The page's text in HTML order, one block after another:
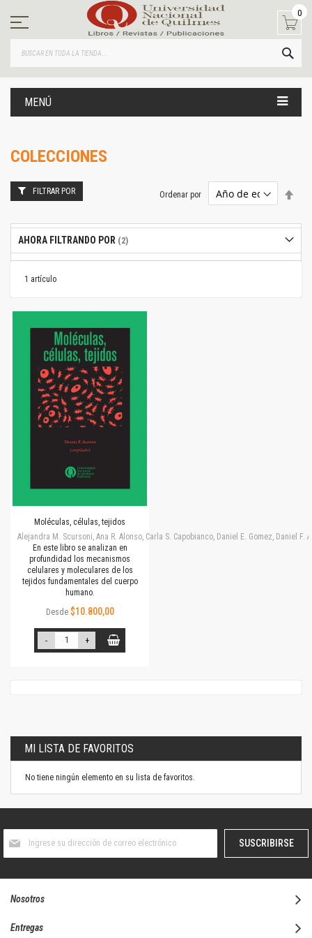
contenido
0
MENÚ
COLECCIONES
1 artículo
Ordenar por
Moléculas, células, tejidos
Alejandra M. Scursoni, Ana R. Alonso, Carla S. Capobianco, Daniel E. Gomez, Daniel
En este libro se analizan en
profundidad los mecanismos
celulares y moleculares de los
tejidos fundamentales del cuerpo
humano.
Desde $10.800,00
- +
FILTRAR POR
AHORA FILTRANDO POR
MI LISTA DE FAVORITOS
No tiene ningún elemento en su lista de favoritos.
boletín
SUSCRIBIRSE
Nosotros
Entregas